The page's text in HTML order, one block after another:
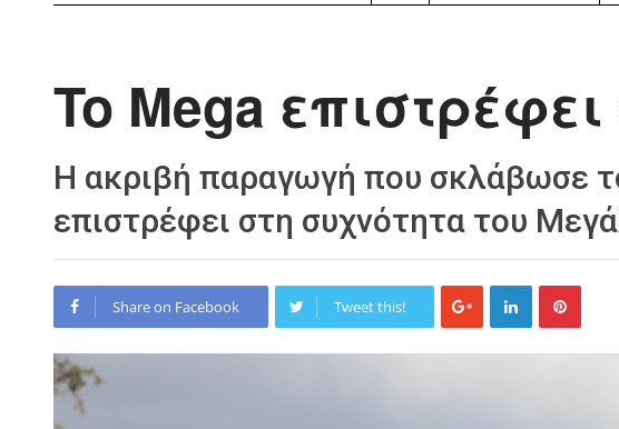
To Mega
Η ακριβή παραγωγή που σκλάβωσε
επιστρέφει στη συχνότητα του
Share on Facebook Tweet this!